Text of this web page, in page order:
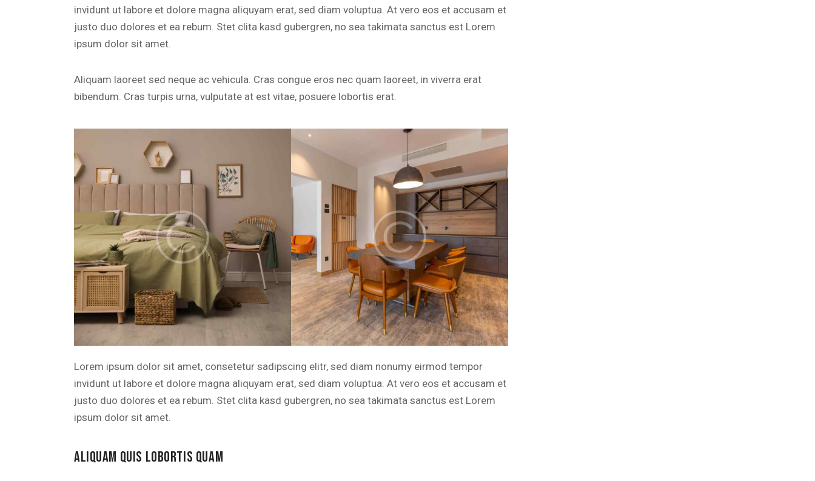
invidunt ut labore et dolore magna aliquyam erat, sed diam voluptua. At vero eos et accusam et
justo duo dolores et ea rebum. Stet clita kasd gubergren, no sea takimata sanctus est Lorem
ipsum dolor sit amet.
Aliquam laoreet sed neque ac vehicula. Cras congue eros nec quam laoreet, in viverra erat
bibendum. Cras turpis urna, vulputate at est vitae, posuere lobortis erat.
Lorem ipsum dolor sit amet, consetetur sadipscing elitr, sed diam nonumy eirmod tempor
invidunt ut labore et dolore magna aliquyam erat, sed diam voluptua. At vero eos et accusam et
justo duo dolores et ea rebum. Stet clita kasd gubergren, no sea takimata sanctus est Lorem
ipsum dolor sit amet.
ALIQUAM QUIS LOBORTIS QUAM